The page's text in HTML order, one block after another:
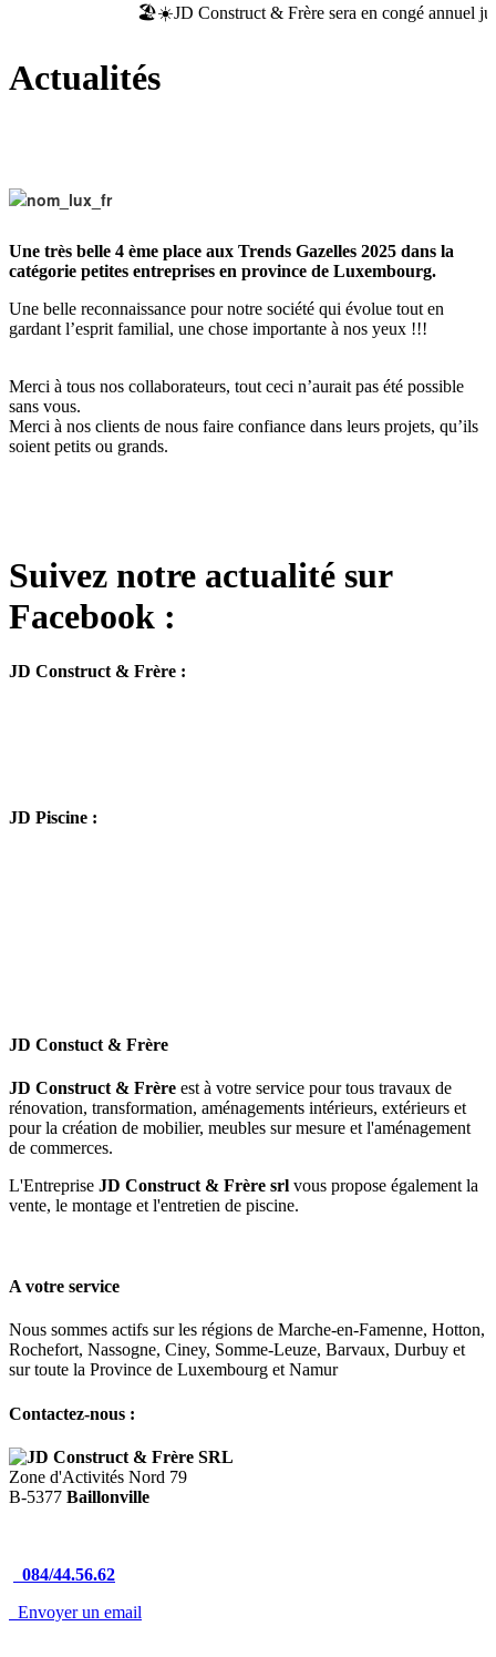
🏖️☀️JD Construct & Frère sera en congé annuel
Actualités
Une très belle 4 ème place aux Trends Gazelles 2025 dans la
catégorie petites entreprises en province de Luxembourg.
Une belle reconnaissance pour notre société qui évolue tout en
gardant l’esprit familial, une chose importante à nos yeux !!!
Merci à tous nos collaborateurs, tout ceci n’aurait pas été possible
sans vous.
Merci à nos clients de nous faire confiance dans leurs projets, qu’ils
soient petits ou grands.
Suivez notre actualité sur
Facebook :
JD Construct & Frère :
JD Piscine :
JD Constuct & Frère
JD Construct & Frère est à votre service pour tous travaux de
rénovation, transformation, aménagements intérieurs, extérieurs et
pour la création de mobilier, meubles sur mesure et l'aménagement
de commerces.
L'Entreprise JD Construct & Frère srl vous propose également la
vente, le montage et l'entretien de piscine.
A votre service
Nous sommes actifs sur les régions de Marche-en-Famenne, Hotton,
Rochefort, Nassogne, Ciney, Somme-Leuze, Barvaux, Durbuy et
sur toute la Province de Luxembourg et Namur
Contactez-nous :
JD Construct & Frère SRL
Zone d'Activités Nord 79
B-5377 Baillonville
084/44.56.62
Envoyer un email